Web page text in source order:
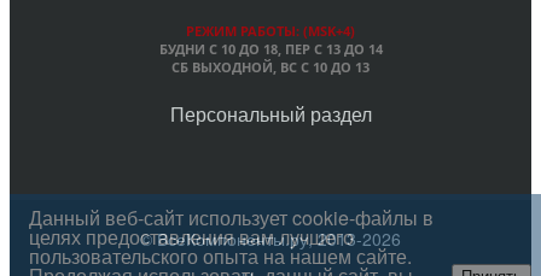
РЕЖИМ РАБОТЫ: (MSK+4)
БУДНИ С 10 ДО 18, ПЕРС 13 ДО 14
СБ ВЫХОДНОЙ, ВС С 10 ДО 13
Персональный раздел
© ВсеКомпоненты.ру, 2013-2026
Данный веб-сайт использует cookie-файлы в
целях предоставления вам лучшего
пользовательского опыта на нашем сайте.